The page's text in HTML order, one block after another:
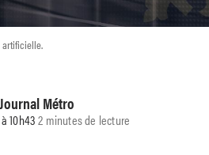
artificielle.
Métro
10h432 minutes de lecture